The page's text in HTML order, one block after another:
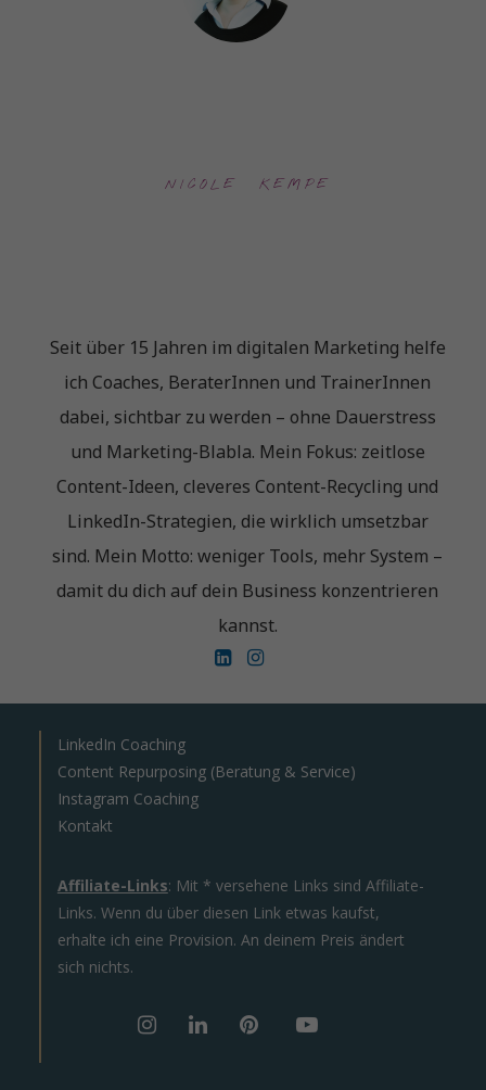
NICOLE  KEMPE
Seit über 15 Jahren im digitalen Marketing helfe
ich Coaches, BeraterInnen und TrainerInnen
dabei, sichtbar zu werden – ohne Dauerstress
und Marketing-Blabla. Mein Fokus: zeitlose
Content-Ideen, cleveres Content-Recycling und
LinkedIn-Strategien, die wirklich umsetzbar
sind. Mein Motto: weniger Tools, mehr System –
damit du dich auf dein Business konzentrieren
kannst.
LinkedIn Coaching
Content Repurposing (Beratung & Service)
Instagram Coaching
Kontakt
Affiliate-Links: Mit * versehene Links sind Affiliate-
Links. Wenn du über diesen Link etwas kaufst,
erhalte ich eine Provision. An deinem Preis ändert
sich nichts.